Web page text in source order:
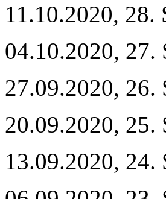
11.10.2020, 28.
04.10.2020, 27.
27.09.2020, 26.
20.09.2020, 25.
13.09.2020, 24.